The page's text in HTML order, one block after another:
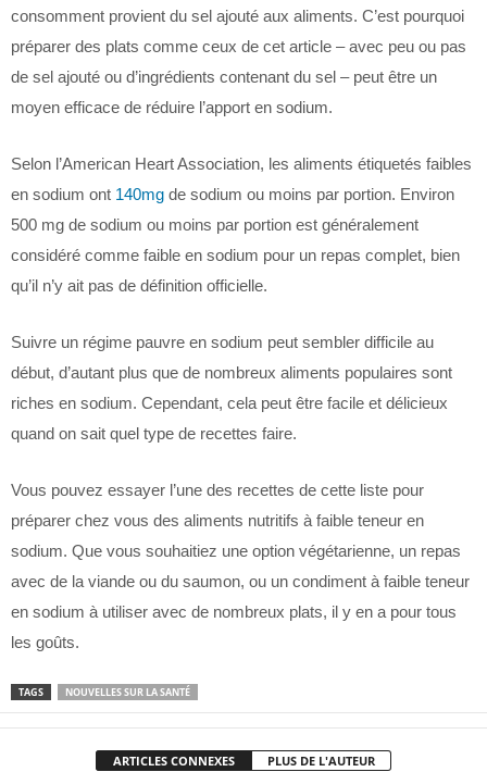
consomment provient du sel ajouté aux aliments. C’est pourquoi
préparer des plats comme ceux de cet article – avec peu ou pas
de sel ajouté ou d’ingrédients contenant du sel – peut être un
moyen efficace de réduire l’apport en sodium.
Selon l’American Heart Association, les aliments étiquetés faibles
en sodium ont 140mg de sodium ou moins par portion. Environ
500 mg de sodium ou moins par portion est généralement
considéré comme faible en sodium pour un repas complet, bien
qu’il n’y ait pas de définition officielle.
Suivre un régime pauvre en sodium peut sembler difficile au
début, d’autant plus que de nombreux aliments populaires sont
riches en sodium. Cependant, cela peut être facile et délicieux
quand on sait quel type de recettes faire.
Vous pouvez essayer l’une des recettes de cette liste pour
préparer chez vous des aliments nutritifs à faible teneur en
sodium. Que vous souhaitiez une option végétarienne, un repas
avec de la viande ou du saumon, ou un condiment à faible teneur
en sodium à utiliser avec de nombreux plats, il y en a pour tous
les goûts.
TAGS NOUVELLES SUR LA SANTÉ
ARTICLES CONNEXES PLUS DE L'AUTEUR